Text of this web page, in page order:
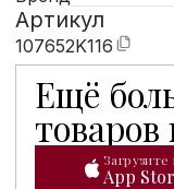
Артикул
107652K116
Ещё
Мобильное
Загрузите
App